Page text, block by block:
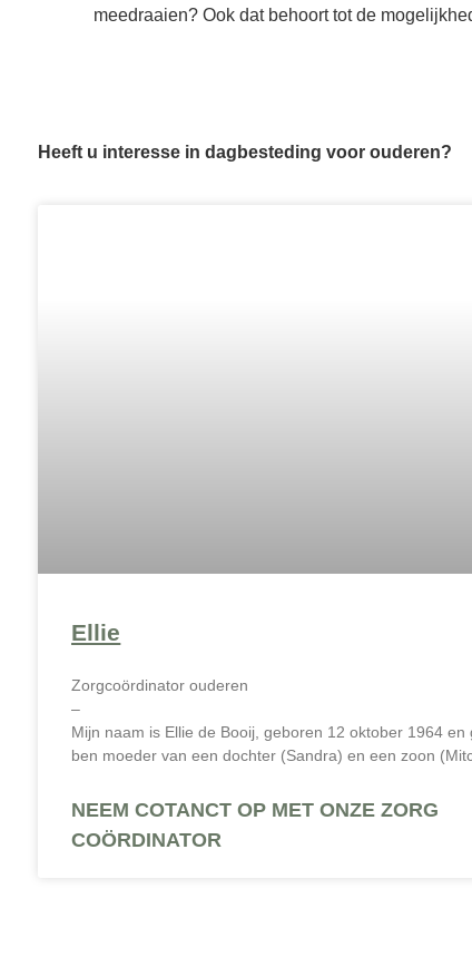
meedraaien? Ook dat behoort tot de
Heeft u interesse in dagbesteding voor ouderen?
Ellie
Zorgcoördinator ouderen
–
Mijn naam is Ellie de Booij, geboren 12 oktober 1964 en
ben moeder van een dochter (Sandra) en een zoon
NEEM COTANCT OP MET ONZE ZORG
COÖRDINATOR